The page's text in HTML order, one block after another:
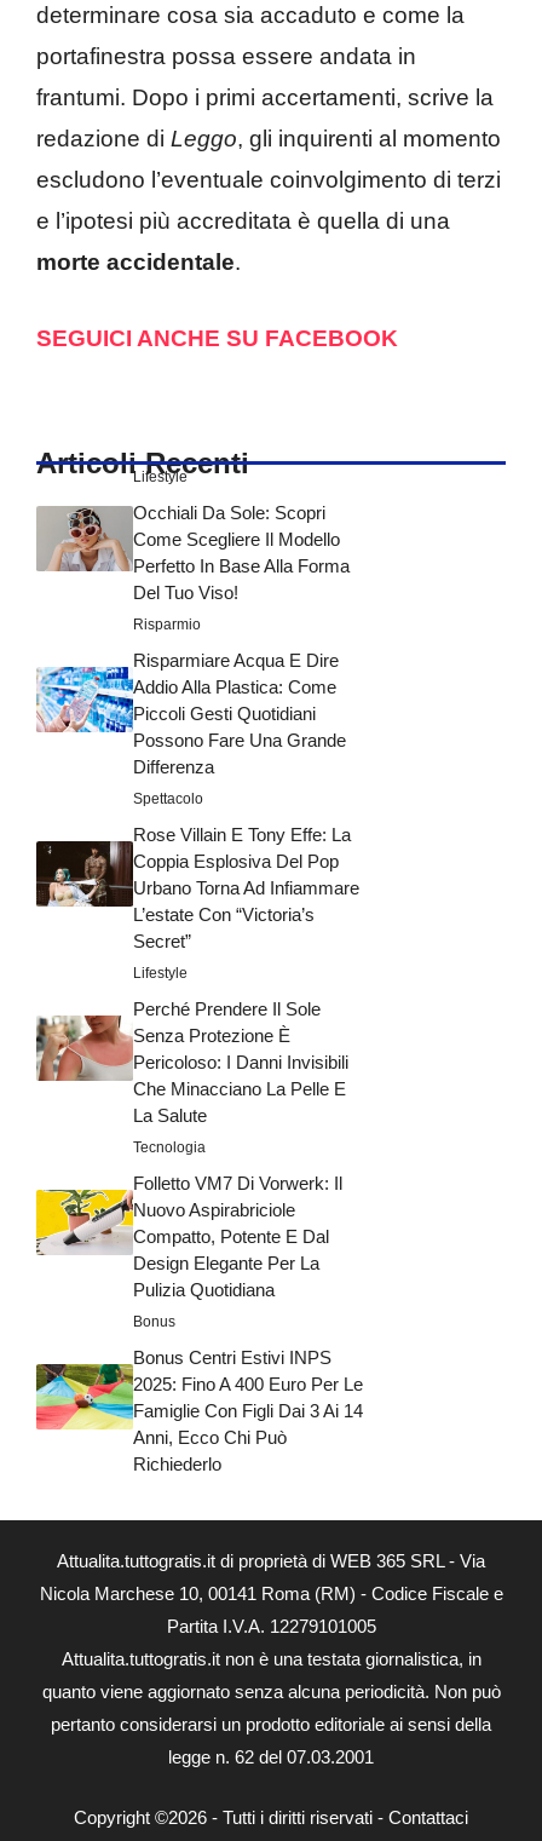
determinare cosa sia accaduto e come la
portafinestra possa essere andata in
frantumi. Dopo i primi accertamenti, scrive la
redazione di Leggo, gli inquirenti al momento
escludono l’eventuale coinvolgimento di terzi
e l’ipotesi più accreditata è quella di una
morte accidentale.
SEGUICI ANCHE SU FACEBOOK
Articoli Recenti
Lifestyle
Occhiali Da Sole: Scopri
Come Scegliere Il Modello
Perfetto In Base Alla Forma
Del Tuo Viso!
Risparmio
Risparmiare Acqua E Dire
Addio Alla Plastica: Come
Piccoli Gesti Quotidiani
Possono Fare Una Grande
Differenza
Spettacolo
Rose Villain E Tony Effe: La
Coppia Esplosiva Del Pop
Urbano Torna Ad Infiammare
L’estate Con “Victoria’s
Secret”
Lifestyle
Perché Prendere Il Sole
Senza Protezione È
Pericoloso: I Danni Invisibili
Che Minacciano La Pelle E
La Salute
Tecnologia
Folletto VM7 Di Vorwerk: Il
Nuovo Aspirabriciole
Compatto, Potente E Dal
Design Elegante Per La
Pulizia Quotidiana
Bonus
Bonus Centri Estivi INPS
2025: Fino A 400 Euro Per Le
Famiglie Con Figli Dai 3 Ai 14
Anni, Ecco Chi Può
Richiederlo
Attualita.tuttogratis.it di proprietà di WEB 365 SRL - Via
Nicola Marchese 10, 00141 Roma (RM) - Codice Fiscale e
Partita I.V.A. 12279101005
Attualita.tuttogratis.it non è una testata giornalistica, in
quanto viene aggiornato senza alcuna periodicità. Non può
pertanto considerarsi un prodotto editoriale ai sensi della
legge n. 62 del 07.03.2001
Copyright ©2026 - Tutti i diritti riservati - Contattaci